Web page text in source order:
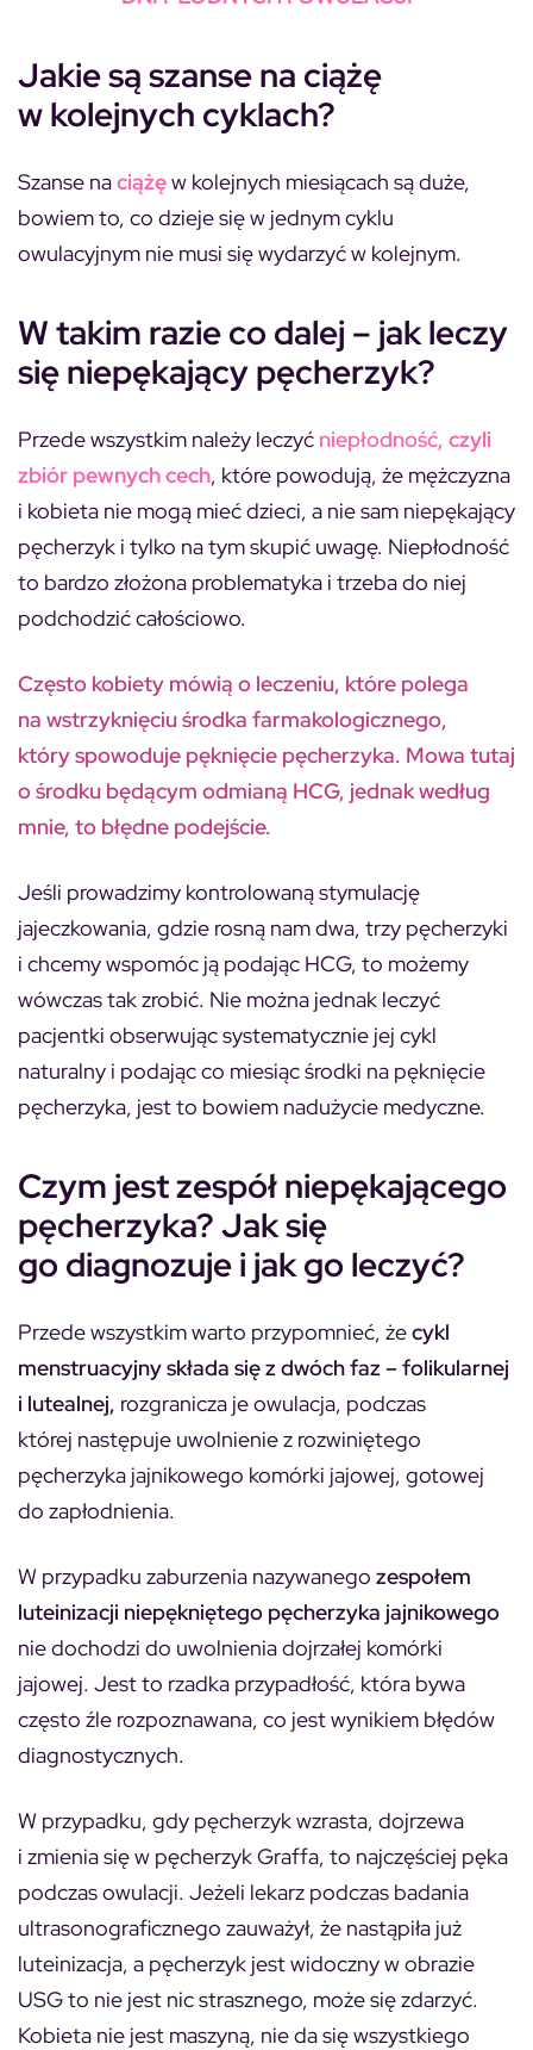
Jakie są szanse na ciążę
w kolejnych cyklach?
Szanse naciążęw kolejnych miesiącach są duże,
bowiem to, co dzieje się w jednym cyklu
owulacyjnym nie musi się wydarzyć w kolejnym.
W takim razie co dalej – jak leczy
się niepękający pęcherzyk?
Przede wszystkim należy leczyć niepłodność, czyli
zbiór pewnych cech, które powodują, że mężczyzna
i kobieta nie mogą mieć dzieci, a nie sam niepękający
pęcherzyk i tylko na tym skupić uwagę. Niepłodność
to bardzo złożona problematyka i trzeba do niej
podchodzić całościowo.
Często kobiety mówią o leczeniu, które polega
na wstrzyknięciu środka farmakologicznego,
który spowoduje pęknięcie pęcherzyka. Mowa tutaj
o środku będącym odmianą HCG, jednak według
mnie, to błędne podejście.
Jeśli prowadzimy kontrolowaną stymulację
jajeczkowania, gdzie rosną nam dwa, trzy pęcherzyki
i chcemy wspomóc ją podając HCG, to możemy
wówczas tak zrobić. Nie można jednak leczyć
pacjentki obserwując systematycznie jej cykl
naturalny i podając co miesiąc środki na pęknięcie
pęcherzyka, jest to bowiem nadużycie medyczne.
Czym jest zespół niepękającego
pęcherzyka? Jak się
go diagnozuje i jak go leczyć?
Przede wszystkim warto przypomnieć, żecykl
menstruacyjny składa się z dwóch faz – folikularnej
i lutealnej, rozgranicza je owulacja, podczas
której następuje uwolnienie z rozwiniętego
pęcherzyka jajnikowego komórki jajowej, gotowej
do zapłodnienia.
W przypadku zaburzenia nazywanego zespołem
luteinizacji niepękniętego pęcherzyka jajnikowego
nie dochodzi do uwolnienia dojrzałej komórki
jajowej. Jest to rzadka przypadłość, która bywa
często źle rozpoznawana, co jest wynikiem błędów
diagnostycznych.
W przypadku, gdy pęcherzyk wzrasta, dojrzewa
i zmienia się w pęcherzyk Graffa, to najczęściej pęka
podczas owulacji. Jeżeli lekarz podczas badania
ultrasonograficznego zauważył, że nastąpiła już
luteinizacja, a pęcherzyk jest widoczny w obrazie
USG to nie jest nic strasznego, może się zdarzyć.
Kobieta nie jest maszyną, nie da się wszystkiego